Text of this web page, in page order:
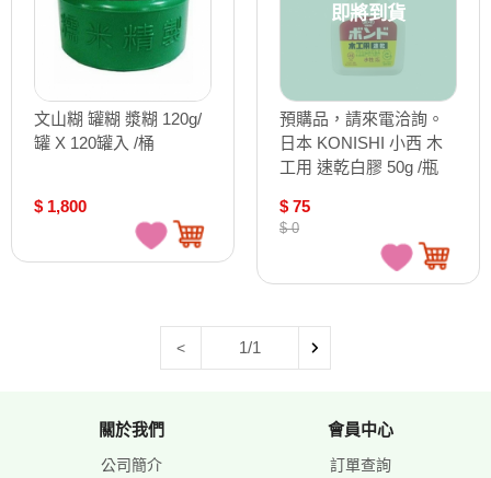
文山糊 罐糊 漿糊 120g/
罐 X 120罐入 /桶
$ 1,800
即將到貨
預購品，請來電洽詢。
日本 KONISHI 小西 木
工用 速乾白膠 50g /瓶
$ 75
$ 0
< 1/1
關於我們
公司簡介
會員中心
訂單查詢